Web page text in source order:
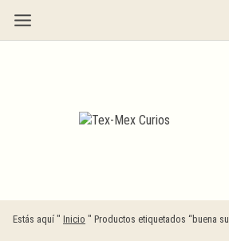
contenido
Estás aquí " Inicio " Productos etiquetados “buena